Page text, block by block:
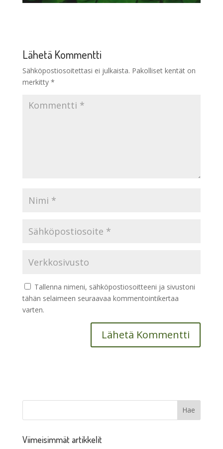
Lähetä Kommentti
Sähköpostiosoitettasi ei julkaista. Pakolliset kentät on
merkitty *
Tallenna nimeni, sähköpostiosoitteeni ja sivustoni
tähän selaimeen seuraavaa kommentointikertaa
varten.
Viimeisimmät artikkelit